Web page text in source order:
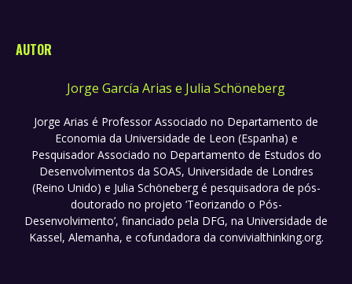
AUTOR
Jorge García Arias e Julia Schöneberg
Jorge Arias é Professor Associado no Departamento de
Economia da Universidade de Leon (Espanha) e
Pesquisador Associado no Departamento de Estudos do
Desenvolvimentos da SOAS, Universidade de Londres
(Reino Unido) e Julia Schöneberg é pesquisadora de pós-
doutorado no projeto ‘Teorizando o Pós-
Desenvolvimento’, financiado pela DFG, na Universidade de
Kassel, Alemanha, e cofundadora da convivialthinking.org.